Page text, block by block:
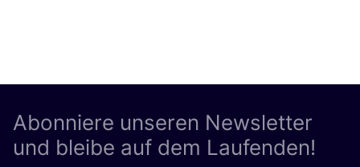
Abonniere unseren Newsletter
und bleibe auf dem Laufenden!